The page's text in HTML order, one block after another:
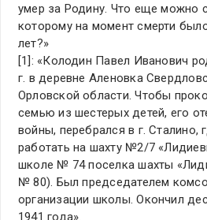
умер за Родину. Что еще можно
которому на момент смерти
лет?»
[1]: «Колодин Павел Иванович
г. в деревне Аленовка
Орловской области. Чтобы
семью из шестерых детей, его
войны, перебрался в г. Сталино,
работать на шахту №2/7
школе № 74 поселка шахты
№ 80). Был председателем
организации школы. Окончил
1941 года».